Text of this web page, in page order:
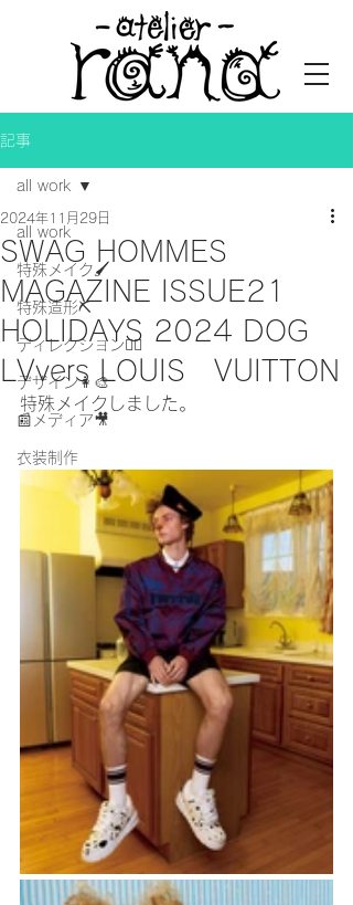
記事
all work
特殊メイク🖌
特殊造形⛏
ディレクション👯‍♀️
デザイン👩‍🎨
📰メディア🎥
衣装制作
all work
SWAG HOMMES
MAGAZINE ISSUE21
HOLIDAYS 2024 DOG
LVvers LOUIS VUITTON
2024年11月29日
特殊メイクしました。